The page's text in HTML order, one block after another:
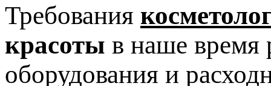
Требования
красоты в наше время
оборудования и